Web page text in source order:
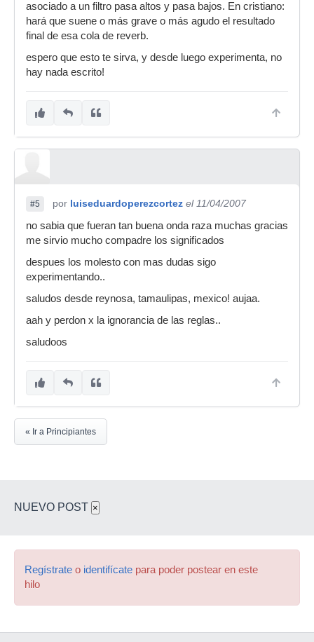
asociado a un filtro pasa altos y pasa bajos. En cristiano:
hará que suene o más grave o más agudo el resultado
final de esa cola de reverb.
espero que esto te sirva, y desde luego experimenta, no
hay nada escrito!
#5 por luiseduardoperezcortez el 11/04/2007
no sabia que fueran tan buena onda raza muchas gracias
me sirvio mucho compadre los significados
despues los molesto con mas dudas sigo
experimentando..
saludos desde reynosa, tamaulipas, mexico! aujaa.
aah y perdon x la ignorancia de las reglas..
saludoos
« Ir a Principiantes
NUEVO POST ×
Regístrate o identifícate para poder postear en este
hilo